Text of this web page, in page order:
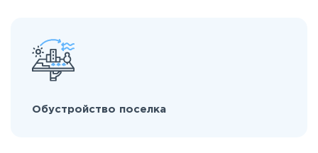
Обустройство поселка